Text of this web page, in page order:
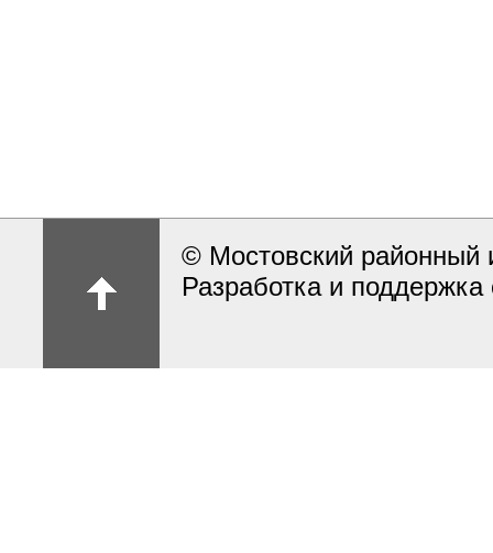
© Мостовский районный
Разработка и поддержка